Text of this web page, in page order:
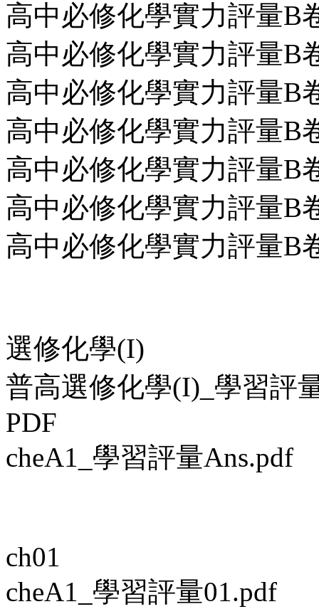
高中必修化學實力評量B
高中必修化學實力評量B
高中必修化學實力評量B
高中必修化學實力評量B
高中必修化學實力評量B
高中必修化學實力評量B
高中必修化學實力評量B
選修化學(I)
普高選修化學(I)_學習評
PDF
cheA1_學習評量Ans.pdf
ch01
cheA1_學習評量01.pdf